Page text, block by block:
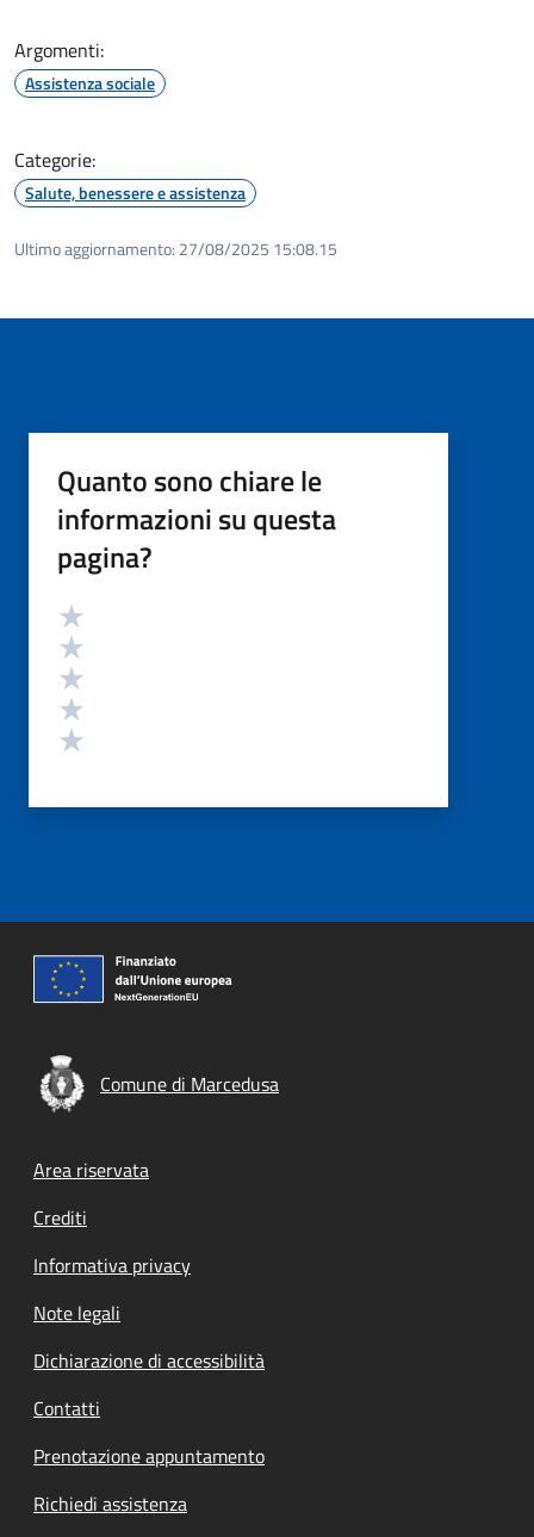
Argomenti:
Assistenza sociale
Categorie:
Salute, benessere e assistenza
Ultimo aggiornamento: 27/08/2025 15:08.15
Quanto sono chiare le
informazioni su questa
pagina?
Valutazione
Comune di Marcedusa
Footer menu
Area riservata
Crediti
Informativa privacy
Note legali
Dichiarazione di accessibilità
Contatti
Prenotazione appuntamento
Richiedi assistenza